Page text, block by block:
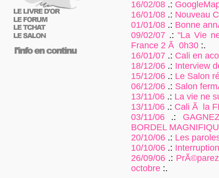
16/02/08 .:
16/01/08 .: Nouveau
01/01/08 .: Bonne
09/02/07 .:"La Vie
France 2 Ã 0h30 :.
16/01/07 .: Cali en
18/12/06 .: Interview
15/12/06 .: Le Salon
06/12/06 .: Salon
13/11/06 .: La vie ne
13/11/06 .: Cali Ã la
03/11/06 .:
BORDEL
20/10/06 .: Les
10/10/06 .:
26/09/06 .:
octobre :.